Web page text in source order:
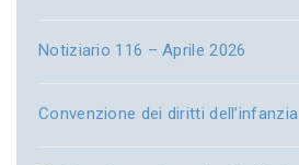
Notiziario 116 – Aprile 2026
Convenzione dei diritti dell’infanzia